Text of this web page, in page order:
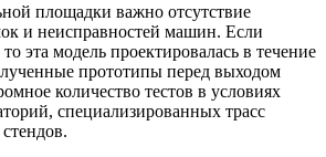
площадки важно отсутствие
и неисправностей машин. Если
эта модель проектировалась в течение
прототипы перед выходом
количество тестов в условиях
специализированных трасс